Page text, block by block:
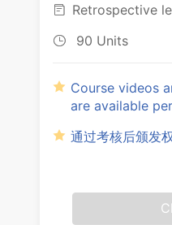
 Retrospective
 90 Units
Course videos
are available
通过考核后颁发